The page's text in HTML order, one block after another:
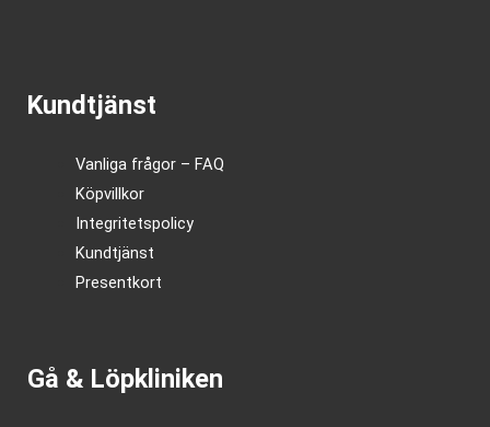
Kundtjänst
Vanliga frågor – FAQ
Köpvillkor
Integritetspolicy
Kundtjänst
Presentkort
Gå & Löpkliniken